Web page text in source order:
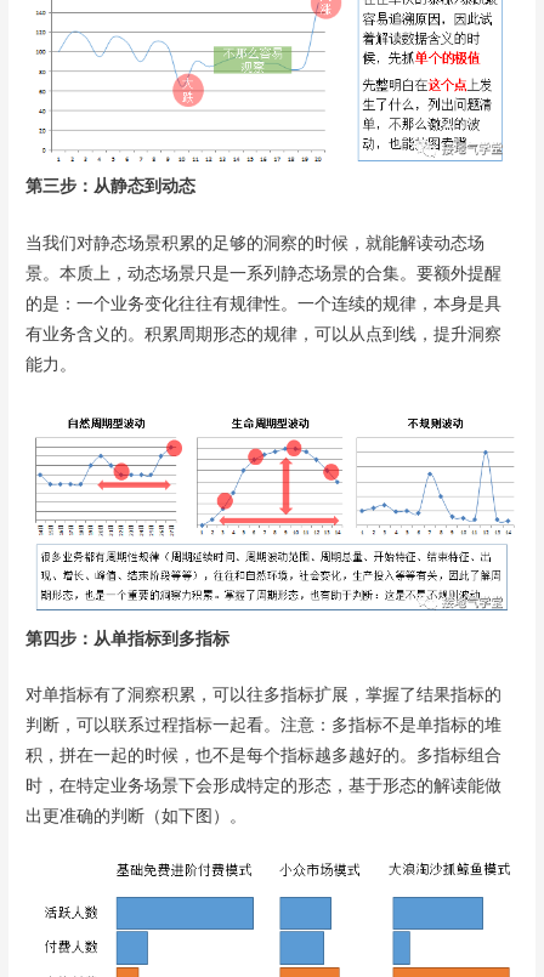
第三步：从静态到动态
当我们对静态场景积累的足够的洞察的时候，就能解读动态场
景。本质上，动态场景只是一系列静态场景的合集。要额外提醒
的是：一个业务变化往往有规律性。一个连续的规律，本身是具
有业务含义的。积累周期形态的规律，可以从点到线，提升洞察
能力。
第四步：从单指标到多指标
对单指标有了洞察积累，可以往多指标扩展，掌握了结果指标的
判断，可以联系过程指标一起看。注意：多指标不是单指标的堆
积，拼在一起的时候，也不是每个指标越多越好的。多指标组合
时，在特定业务场景下会形成特定的形态，基于形态的解读能做
出更准确的判断（如下图）。